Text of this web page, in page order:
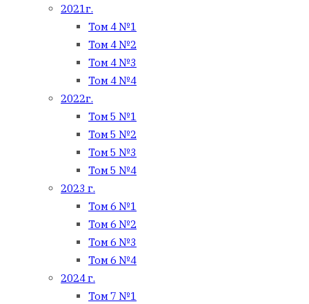
2021г.
Том 4 №1
Том 4 №2
Том 4 №3
Том 4 №4
2022г.
Том 5 №1
Том 5 №2
Том 5 №3
Том 5 №4
2023 г.
Том 6 №1
Том 6 №2
Том 6 №3
Том 6 №4
2024 г.
Том 7 №1